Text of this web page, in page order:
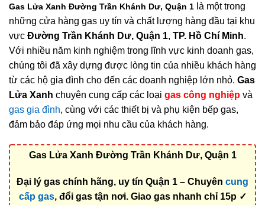
Gas Lửa Xanh Đường Trần Khánh Dư, Quận 1 là một trong
những cửa hàng gas uy tín và chất lượng hàng đầu tại khu
vực Đường Trần Khánh Dư, Quận 1, TP. Hồ Chí Minh.
Với nhiều năm kinh nghiệm trong lĩnh vực kinh doanh gas,
chúng tôi đã xây dựng được lòng tin của nhiều khách hàng
từ các hộ gia đình cho đến các doanh nghiệp lớn nhỏ. Gas
Lửa Xanh chuyên cung cấp các loại gas công nghiệp và
gas gia đình, cùng với các thiết bị và phụ kiện bếp gas,
đảm bảo đáp ứng mọi nhu cầu của khách hàng.
Gas Lửa Xanh Đường Trần Khánh Dư, Quận 1
Đại lý gas chính hãng, uy tín Quận 1 – Chuyên cung
cấp gas, đổi gas tận nơi. Giao gas nhanh chỉ 15p ✓